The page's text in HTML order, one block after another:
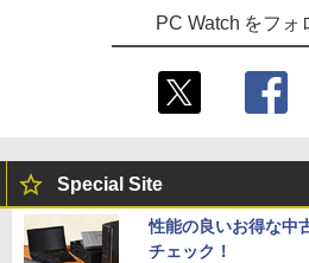
￥6,600
PC Watch をフォ
Special Site
性能の良いお得な中
チェック！